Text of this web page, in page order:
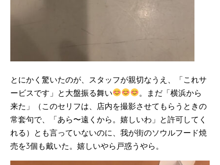
とにかく驚いたのが、スタッフが親切なうえ、「これサ
ービスです」と大盤振る舞い
。まだ「横浜から
来た」（このセリフは、店内を撮影させてもらうときの
常套句で、「あら〜遠くから。嬉しいわ」と許可してく
れる）とも言っていないのに、我が街のソウルフード焼
売を3個も戴いた。嬉しいやら戸惑うやら。